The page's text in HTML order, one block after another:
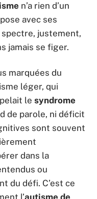
n’a rien d’un
avec ses
justement,
jamais se figer.
marquées du
léger, qui
le syndrome
de parole, ni déficit
sont souvent
dans la
ou
du défi. C’est ce
l’autisme de